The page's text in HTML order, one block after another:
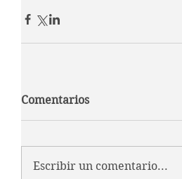
Comentarios
Escribir un comentario...